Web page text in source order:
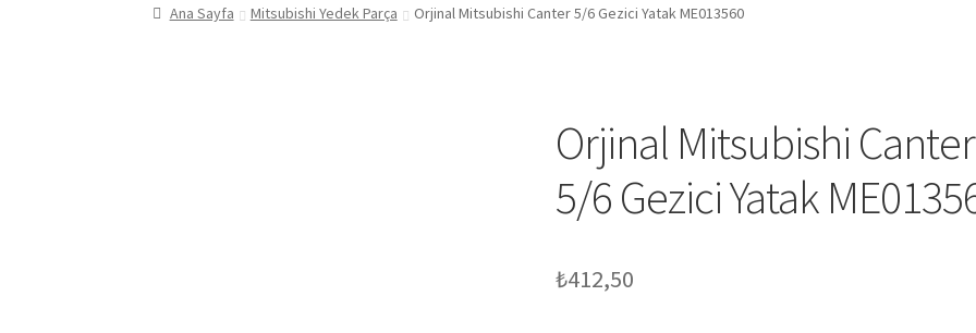
Ana Sayfa Mitsubishi Yedek Parça Orjinal Mitsubishi Canter 5/6 Gezici Yatak ME013560
Orjinal Mitsubishi Canter
5/6 Gezici Yatak
₺412,50